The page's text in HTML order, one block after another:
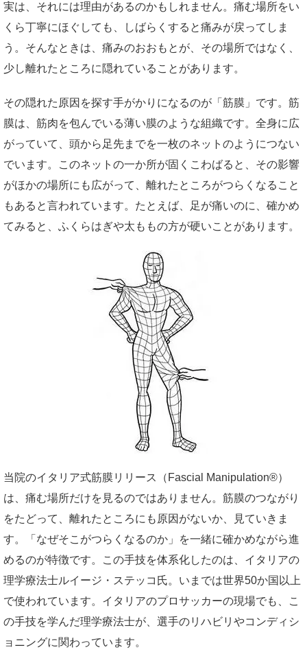
実は、それには理由があるのかもしれません。痛む場所をい
くら丁寧にほぐしても、しばらくすると痛みが戻ってしま
う。そんなときは、痛みのおおもとが、その場所ではなく、
少し離れたところに隠れていることがあります。
その隠れた原因を探す手がかりになるのが「筋膜」です。筋
膜は、筋肉を包んでいる薄い膜のような組織です。全身に広
がっていて、頭から足先までを一枚のネットのようにつない
でいます。このネットの一か所が固くこわばると、その影響
がほかの場所にも広がって、離れたところがつらくなること
もあると言われています。たとえば、足が痛いのに、確かめ
てみると、ふくらはぎや太ももの方が硬いことがあります。
当院のイタリア式筋膜リリース（Fascial Manipulation®）
は、痛む場所だけを見るのではありません。筋膜のつながり
をたどって、離れたところにも原因がないか、見ていきま
す。「なぜそこがつらくなるのか」を一緒に確かめながら進
めるのが特徴です。この手技を体系化したのは、イタリアの
理学療法士ルイージ・ステッコ氏。いまでは世界50か国以上
で使われています。イタリアのプロサッカーの現場でも、こ
の手技を学んだ理学療法士が、選手のリハビリやコンディシ
ョニングに関わっています。